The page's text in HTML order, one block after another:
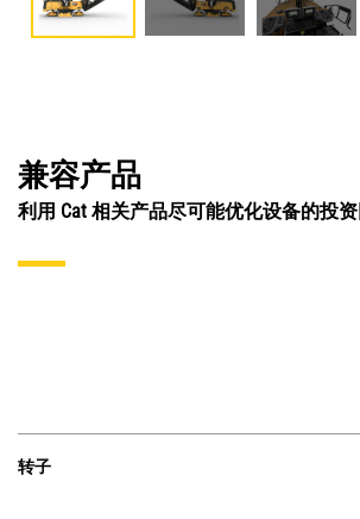
兼容产品
利用 Cat 相关产品尽可能优化设备的投
转子